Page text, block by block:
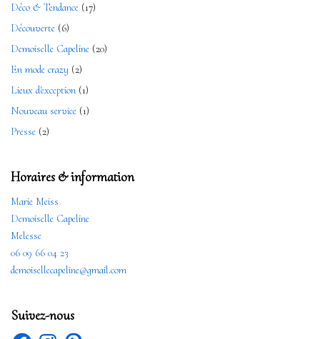
Déco & Tendance (17)
Découverte (6)
Demoiselle Capeline (20)
En mode crazy (2)
Lieux d'exception (1)
Nouveau service (1)
Presse (2)
Horaires & information
Marie Meiss
Demoiselle Capeline
Melesse
06 09 66 04 23
demoisellecapeline@gmail.com
Suivez-nous